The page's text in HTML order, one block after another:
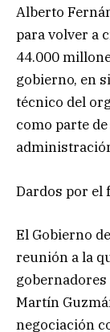
Alberto
para volver a
44.000
gobierno, en
técnico del
como parte
Dardos por el
El Gobierno
reunión a la
Martín
negociación